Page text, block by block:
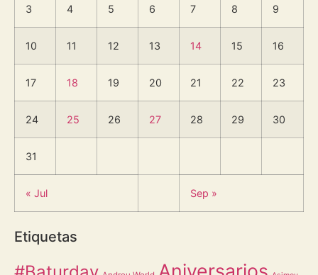
3 4 5 6 7 8 9
10 11 12 13 14 15 16
17 18 19 20 21 22 23
24 25 26 27 28 29 30
31
« Jul Sep »
Etiquetas